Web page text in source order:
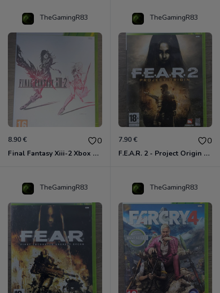
TheGamingR83
8.90 € 0
Final Fantasy Xiii-2 Xbox 360
TheGamingR83
7.90 € 0
F.E.A.R. 2 - Project Origin Xbox 360
TheGamingR83 TheGamingR83